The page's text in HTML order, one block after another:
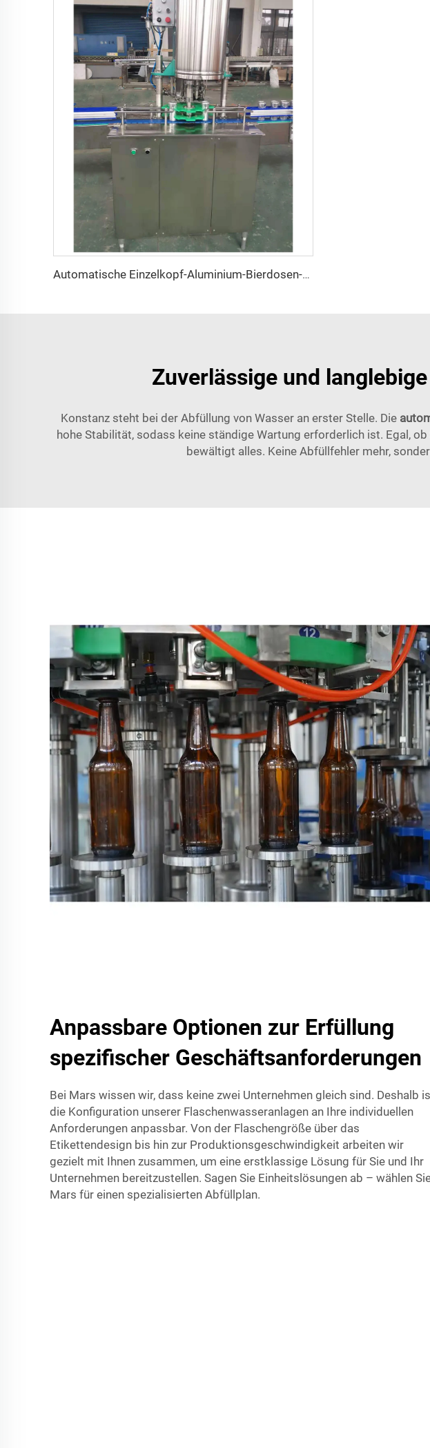
Automatische Einzelkopf-Aluminium-Bierdosen-Nahtmaschine
Zuverlässige und
Konstanz steht bei der Abfüllung von Wasser an erster Stelle. Die
hohe Stabilität, sodass keine ständige Wartung erforderlich ist. Egal,
bewältigt alles. Keine Abfüllfehler mehr,
Anpassbare Optionen zur Erfüllung
spezifischer Geschäftsanforderungen
Bei Mars wissen wir, dass keine zwei Unternehmen gleich sind. Deshalb
die Konfiguration unserer Flaschenwasseranlagen an Ihre individuellen
Anforderungen anpassbar. Von der Flaschengröße über das
Etikettendesign bis hin zur Produktionsgeschwindigkeit arbeiten wir
gezielt mit Ihnen zusammen, um eine erstklassige Lösung für Sie und Ihr
Unternehmen bereitzustellen. Sagen Sie Einheitslösungen ab – wählen
Mars für einen spezialisierten Abfüllplan.